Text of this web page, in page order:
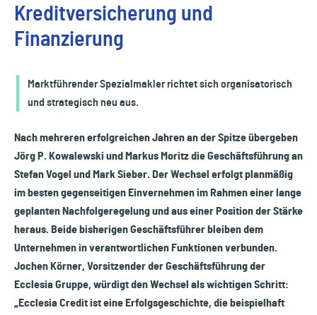
Kreditversicherung und
Finanzierung
Marktführender Spezialmakler richtet sich organisatorisch
und strategisch neu aus.
Nach mehreren erfolgreichen Jahren an der Spitze übergeben
Jörg P. Kowalewski und Markus Moritz die Geschäftsführung an
Stefan Vogel und Mark Sieber. Der Wechsel erfolgt planmäßig
im besten gegenseitigen Einvernehmen im Rahmen einer lange
geplanten Nachfolgeregelung und aus einer Position der Stärke
heraus. Beide bisherigen Geschäftsführer bleiben dem
Unternehmen in verantwortlichen Funktionen verbunden.
Jochen Körner, Vorsitzender der Geschäftsführung der
Ecclesia Gruppe, würdigt den Wechsel als wichtigen Schritt:
„Ecclesia Credit ist eine Erfolgsgeschichte, die beispielhaft